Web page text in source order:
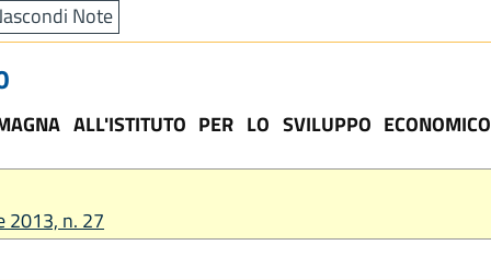
Note
ALL'ISTITUTO PER LO SVILUPPO
2013, n. 27